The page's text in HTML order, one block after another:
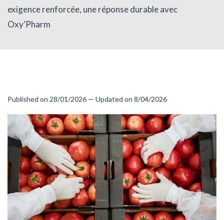
exigence renforcée, une réponse durable avec
Oxy’Pharm
Published on 28/01/2026 — Updated on 8/04/2026